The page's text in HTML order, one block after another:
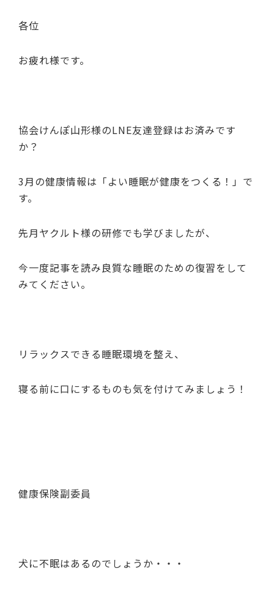
各位
お疲れ様です。
協会けんぽ山形様のLNE友達登録はお済みです
か？
3月の健康情報は「よい睡眠が健康をつくる！」で
す。
先月ヤクルト様の研修でも学びましたが、
今一度記事を読み良質な睡眠のための復習をして
みてください。
リラックスできる睡眠環境を整え、
寝る前に口にするものも気を付けてみましょう！
健康保険副委員
犬に不眠はあるのでしょうか・・・